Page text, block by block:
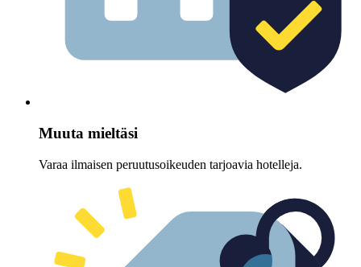
Muuta mieltäsi
Varaa ilmaisen peruutusoikeuden tarjoavia hotelleja.